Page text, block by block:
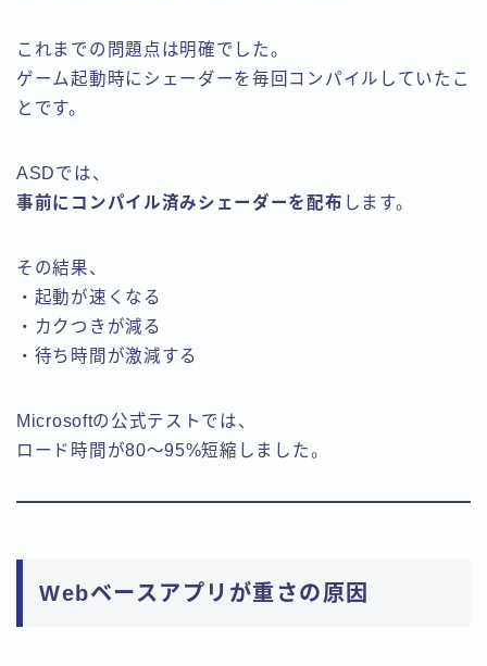
これまでの問題点は明確でした。
ゲーム起動時にシェーダーを毎回コンパイルしていたこ
とです。
ASDでは、
事前にコンパイル済みシェーダーを配布 します。
その結果、
・起動が速くなる
・カクつきが減る
・待ち時間が激減する
Microsoftの公式テストでは、
ロード時間が80〜95%短縮しました。
Webベースアプリが重さの原因